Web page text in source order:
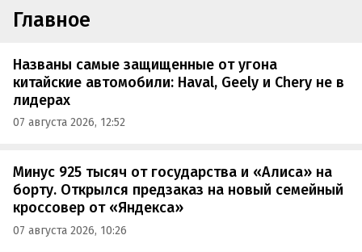
Главное
Названы самые защищенные от угона
китайские автомобили: Haval, Geely и Chery не в
лидерах
07 августа 2026, 12:52
Минус 925 тысяч от государства и «Алиса» на
борту. Открылся предзаказ на новый семейный
кроссовер от «Яндекса»
07 августа 2026, 10:26